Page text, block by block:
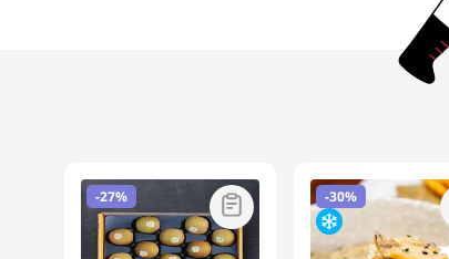
-27% -30%